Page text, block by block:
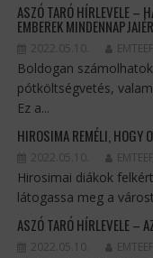
ASZÓ TARÓ HÍRLEVELE –
EMBEREK
2022.05.10.
Boldogan
pótköltségvetés,
Ez a...
HIROSIMA REMÉLI, HOGY
2022.05.10.
Hirosimai diákok
látogassa meg a
ASZÓ TARÓ HÍRLEVELE –
2022.05.10.